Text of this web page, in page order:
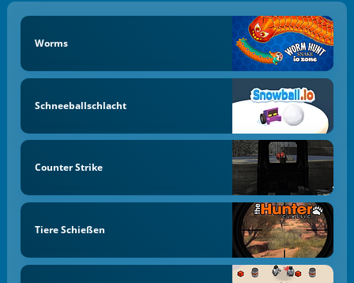
Worms
Schneeballschlacht
Counter Strike
Tiere Schießen